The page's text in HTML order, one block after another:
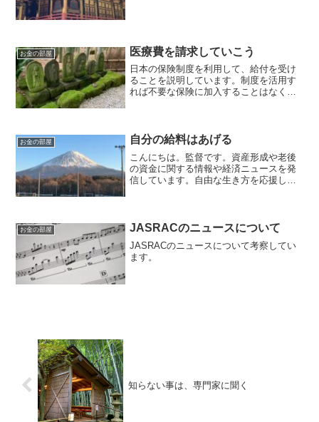
お金の部屋 医療費を請求していこう
日本の保険制度を利用して、給付を受け
ることを説明しています。制度を活用す
れば不要な保険に加入することはなくな
お金の部屋 自分の給料はあげる
こんにちは。監督です。資産形成や老後
の資金に関する情報や経済ニュースを発
信しています。自由な生き方を応援して
る議員がいます。『国家...
お金の部屋 JASRACのニュースについて
JASRACのニュースについて考察してい
ます。
知らない事は、専門家に聞く